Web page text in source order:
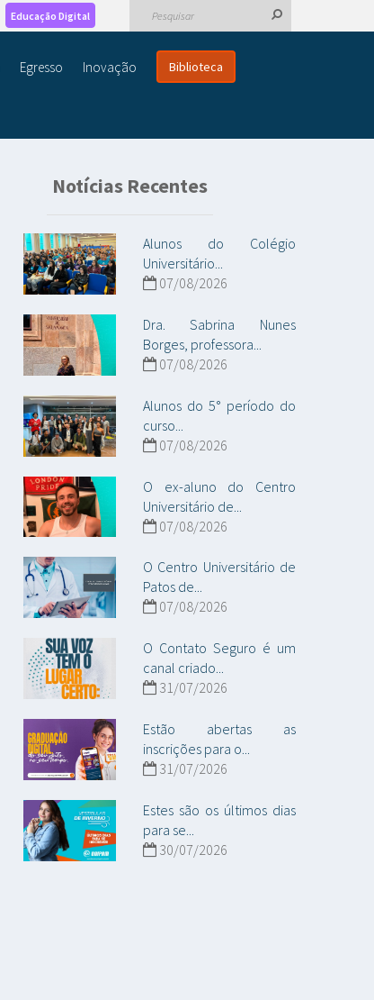
Educação Digital
Egresso Inovação Biblioteca
Notícias Recentes
Alunos do Colégio
Universitário...
07/08/2026
Dra. Sabrina Nunes
Borges, professora...
07/08/2026
Alunos do 5° período do
curso...
07/08/2026
O ex-aluno do Centro
Universitário de...
07/08/2026
O Centro Universitário de
Patos de...
07/08/2026
O Contato Seguro é um
canal criado...
31/07/2026
Estão abertas as
inscrições para o...
31/07/2026
Estes são os últimos dias
para se...
30/07/2026